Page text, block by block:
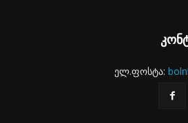
ელ.ფოსტა: